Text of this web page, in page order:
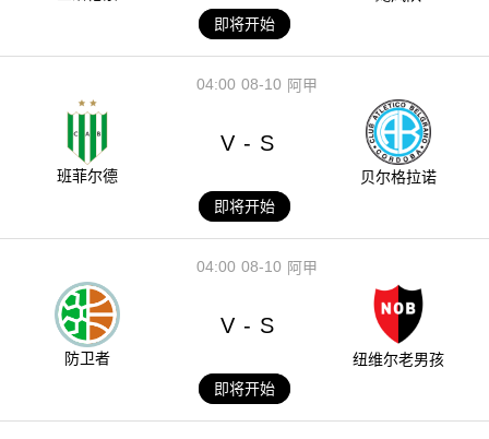
即将开始
08-10
04:00 阿甲
班菲尔德
V - S
贝尔格拉诺
即将开始
08-10
04:00 阿甲
防卫者
V - S
纽维尔老男孩
即将开始